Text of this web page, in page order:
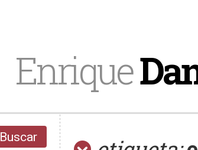
Enrique
Buscar